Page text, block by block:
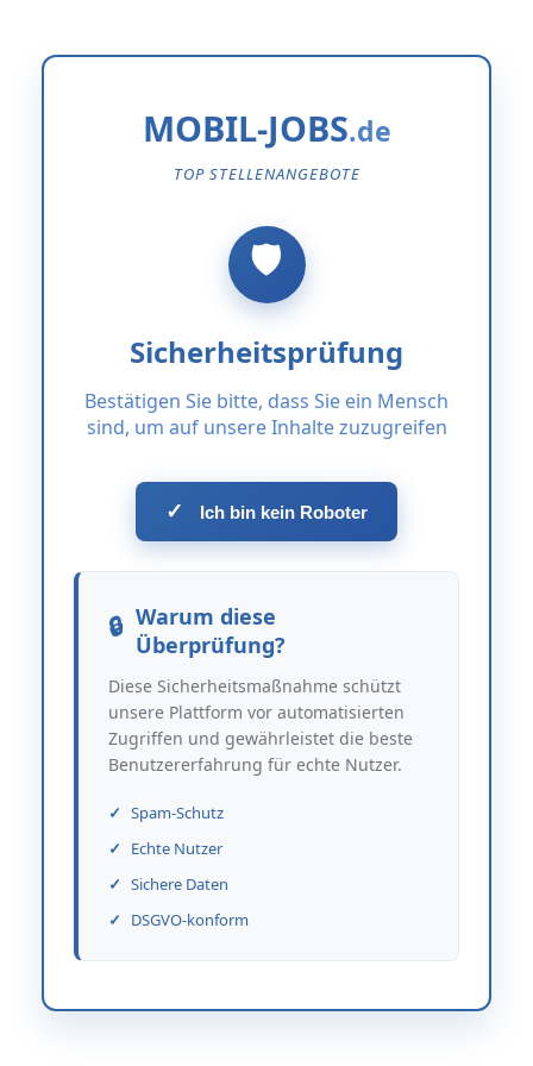
MOBIL-JOBS
TOP STELLENANGEBOTE
Sicherheitsprüfung
Bestätigen Sie bitte, dass Sie ein Mensch
sind, um auf unsere Inhalte zuzugreifen
✓ Ich bin kein Roboter
Warum diese
Überprüfung?
Diese Sicherheitsmaßnahme schützt
unsere Plattform vor automatisierten
Zugriffen und gewährleistet die beste
Benutzererfahrung für echte Nutzer.
Spam-Schutz
Echte Nutzer
Sichere Daten
DSGVO-konform